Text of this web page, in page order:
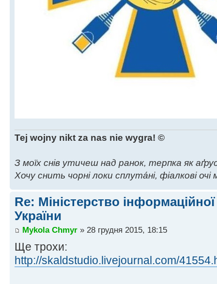
Tej wojny nikt za nas nie wygra! ©
З моїх снів утичеш над ранок, терпка як
Хочу снить чорні локи сплута́ні, фіалкові очі
Re: Міністерство
України
Mykola Chmyr » 28 грудня 2015, 18:15
Ще трохи:
http://skaldstudio.livejournal.com/